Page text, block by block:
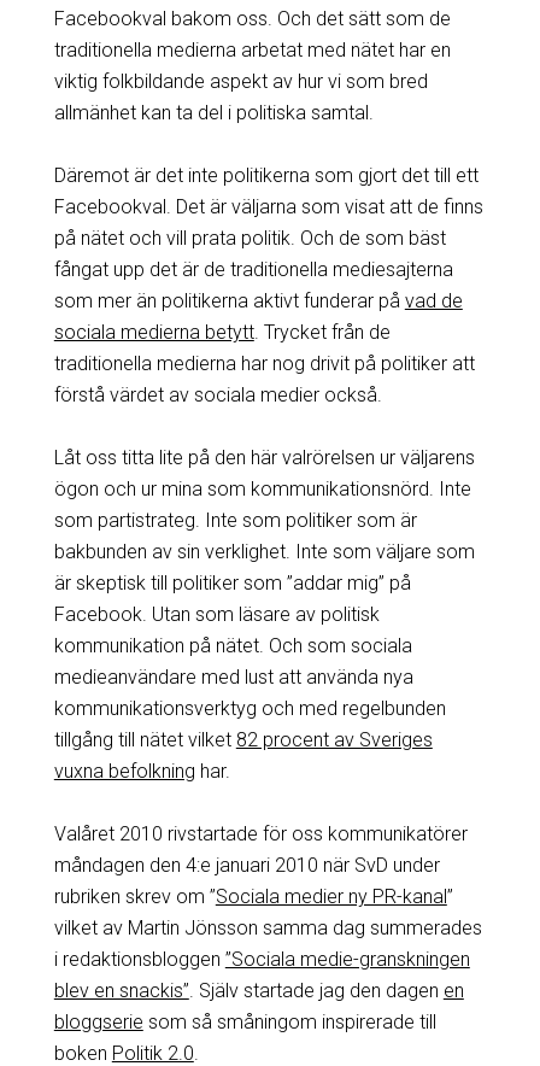
Facebookval bakom oss. Och det sätt som de
traditionella medierna arbetat med nätet har en
viktig folkbildande aspekt av hur vi som bred
allmänhet kan ta del i politiska samtal.
Däremot är det inte politikerna som gjort det till ett
Facebookval. Det är väljarna som visat att de finns
på nätet och vill prata politik. Och de som bäst
fångat upp det är de traditionella mediesajterna
som mer än politikerna aktivt funderar på vad de
sociala medierna betytt. Trycket från de
traditionella medierna har nog drivit på politiker att
förstå värdet av sociala medier också.
Låt oss titta lite på den här valrörelsen ur väljarens
ögon och ur mina som kommunikationsnörd. Inte
som partistrateg. Inte som politiker som är
bakbunden av sin verklighet. Inte som väljare som
är skeptisk till politiker som ”addar mig” på
Facebook. Utan som läsare av politisk
kommunikation på nätet. Och som sociala
medieanvändare med lust att använda nya
kommunikationsverktyg och med regelbunden
tillgång till nätet vilket 82 procent av Sveriges
vuxna befolkning har.
Valåret 2010 rivstartade för oss kommunikatörer
måndagen den 4:e januari 2010 när SvD under
rubriken skrev om ”Sociala medier ny PR-kanal”
vilket av Martin Jönsson samma dag summerades
i redaktionsbloggen ”Sociala medie-granskningen
blev en snackis” . Själv startade jag den dagen en
bloggserie som så småningom inspirerade till
boken Politik 2.0